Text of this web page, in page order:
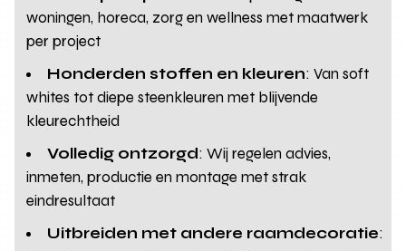
woningen, horeca, zorg en wellness met maatwerk
per project
Honderden stoffen en kleuren: Van soft
whites tot diepe steenkleuren met blijvende
kleurechtheid
Volledig ontzorgd: Wij regelen advies,
inmeten, productie en montage met strak
eindresultaat
Uitbreiden met andere raamdecoratie: